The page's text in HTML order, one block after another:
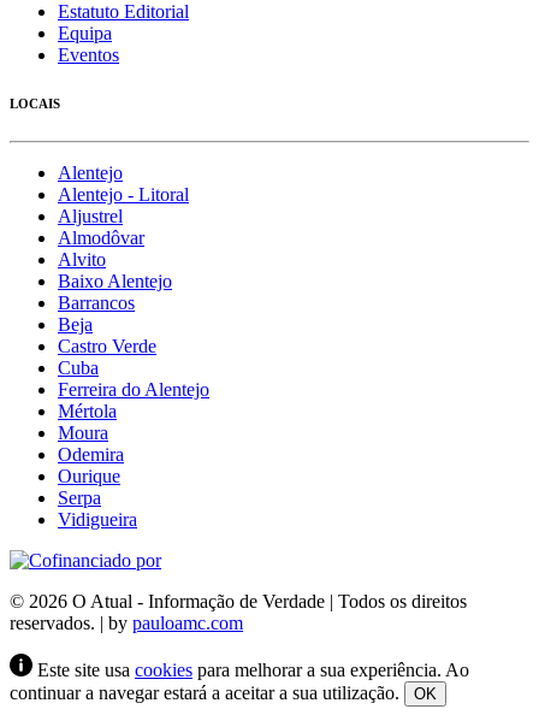
Estatuto Editorial
Equipa
Eventos
LOCAIS
Alentejo
Alentejo - Litoral
Aljustrel
Almodôvar
Alvito
Baixo Alentejo
Barrancos
Beja
Castro Verde
Cuba
Ferreira do Alentejo
Mértola
Moura
Odemira
Ourique
Serpa
Vidigueira
© 2026 O Atual - Informação de Verdade | Todos os direitos
reservados. | by pauloamc.com
Este site usa cookies para melhorar a sua experiência. Ao
continuar a navegar estará a aceitar a sua utilização.
OK